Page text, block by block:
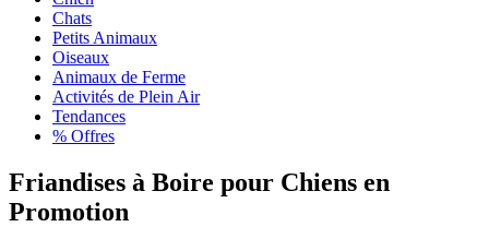
Chats
Petits Animaux
Oiseaux
Animaux de Ferme
Activités de Plein Air
Tendances
% Offres
Friandises à Boire pour Chiens en
Promotion